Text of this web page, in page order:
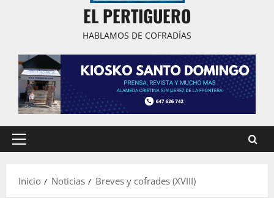
EL PERTIGUERO
HABLAMOS DE COFRADÍAS
Menú
Inicio
Noticias Breves y cofrades (XVIII)